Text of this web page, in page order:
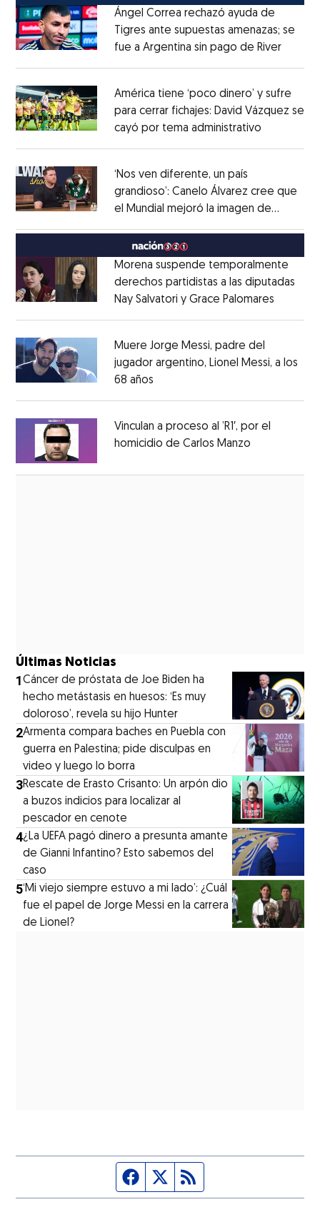
Ángel Correa rechazó ayuda de
Tigres ante supuestas amenazas; se
fue a Argentina sin pago de RiverOpens
América tiene ‘poco dinero’ y sufre
para cerrar fichajes: David Vázquez se
cayó por tema administrativo
‘Nos ven diferente, un país
grandioso’: Canelo Álvarez cree que
el Mundial mejoró la imagen de
Morena suspende temporalmente
derechos partidistas a las diputadas
Nay Salvatori y Grace Palomares
Muere Jorge Messi, padre del
jugador argentino, Lionel Messi, a los
68 años
Opens in new window
Vinculan a proceso al ’R1′, por el
homicidio de Carlos Manzo
Últimas Noticias
1Cáncer de próstata de Joe Biden ha
hecho metástasis en huesos: ‘Es muy
doloroso’, revela su hijo Hunter
2Armenta compara baches en Puebla con
guerra en Palestina; pide disculpas en
video y luego lo borra
3Rescate de Erasto Crisanto: Un arpón dio
a buzos indicios para localizar al
pescador en cenote
4¿La UEFA pagó dinero a presunta amante
de Gianni Infantino? Esto sabemos del
caso
5‘Mi viejo siempre estuvo a mi lado’: ¿Cuál
fue el papel de Jorge Messi en la carrera
de Lionel?
Página de Facebook
Fuente Twitter